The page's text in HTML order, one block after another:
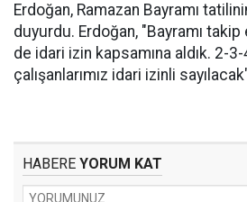
Erdoğan, Ramazan Bayramı
duyurdu. Erdoğan, "Bayramı
de idari izin kapsamına aldık. 2-
çalışanlarımız idari izinli
HABERE YORUM KAT